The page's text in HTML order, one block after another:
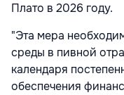
Плато в 2026 году.
"Эта мера
среды в пивной
календаря
обеспечения